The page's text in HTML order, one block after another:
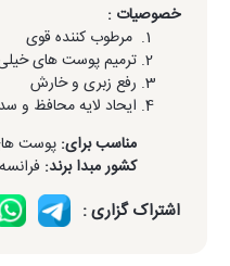
خصوصیات :
مرطوب کننده قوی
ترمیم پوست های
رفع زبری و خارش
ایحاد لایه محافظ و
مناسب برای: پوست
کشور مبدا برند: فرانسه
اشتراک گزاری :